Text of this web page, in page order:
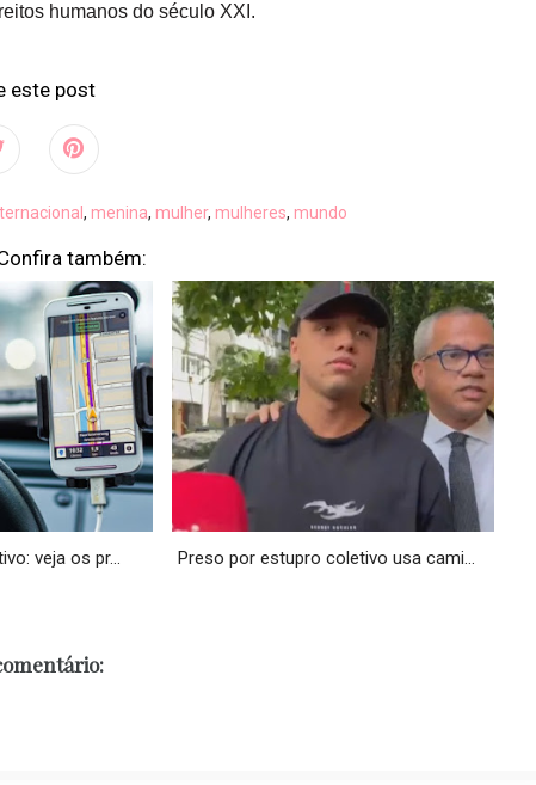
humanos do século XXI.
este post
,menina,mulher,mulheres,mundo
também:
veja os pr... Preso por estupro coletivo usa cami...